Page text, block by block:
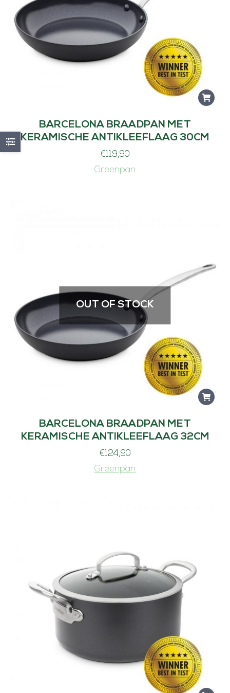
BARCELONA BRAADPAN MET
KERAMISCHE ANTIKLEEFLAAG 30CM
€119,90
Greenpan
OUT OF STOCK
BARCELONA BRAADPAN MET
KERAMISCHE ANTIKLEEFLAAG 32CM
€124,90
Greenpan